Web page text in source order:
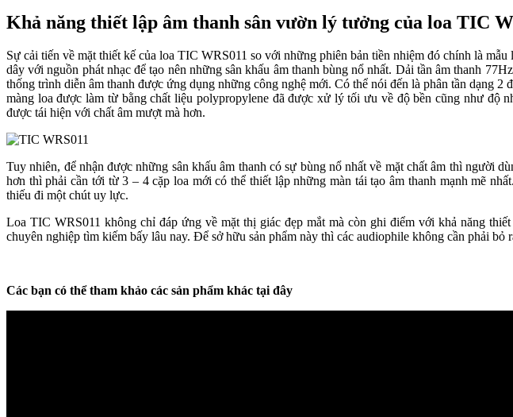
Khả năng thiết lập âm thanh sân vườn lý tưởng của loa TIC
Sự cải tiến về mặt thiết kế của loa TIC WRS011 so với những phiên bản tiền nhiệm đó chính là
dây với nguồn phát nhạc để tạo nên những sân khấu âm thanh bùng nổ nhất. Dải tần âm thanh
thống trình diễn âm thanh được ứng dụng những công nghệ mới. Có thể nói đến là phân tần dạng
màng loa được làm từ bằng chất liệu polypropylene đã được xử lý tối ưu về độ bền cũng như độ
được tái hiện với chất âm mượt mà hơn.
Tuy nhiên, để nhận được những sân khấu âm thanh có sự bùng nổ nhất về mặt chất âm thì người
hơn thì phải cần tới từ 3 – 4 cặp loa mới có thể thiết lập những màn tái tạo âm thanh mạnh mẽ
thiếu đi một chút uy lực.
Loa TIC WRS011 không chỉ đáp ứng về mặt thị giác đẹp mắt mà còn ghi điểm với khả năng
chuyên nghiệp tìm kiếm bấy lâu nay. Để sở hữu sản phẩm này thì các audiophile không cần phải
Các bạn có thể tham khảo các sản phẩm khác tại đây